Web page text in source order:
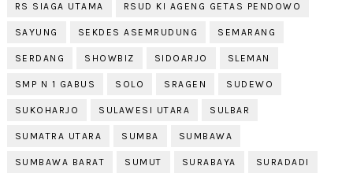
RS SIAGA UTAMA RSUD KI AGENG GETAS PENDOWO
SAYUNG SEKDES ASEMRUDUNG SEMARANG
SERDANG SHOWBIZ SIDOARJO SLEMAN
SMP N 1 GABUS SOLO SRAGEN SUDEWO
SUKOHARJO SULAWESI UTARA SULBAR
SUMATRA UTARA SUMBA SUMBAWA
SUMBAWA BARAT SUMUT SURABAYA SURADADI